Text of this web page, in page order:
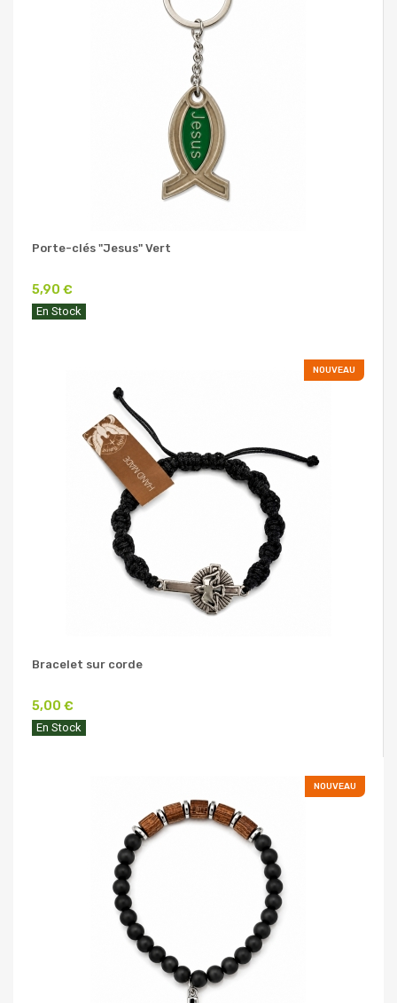
Porte-clés "Jesus" Vert
5,90 €
En Stock
NOUVEAU
Bracelet sur corde
5,00 €
En Stock
NOUVEAU